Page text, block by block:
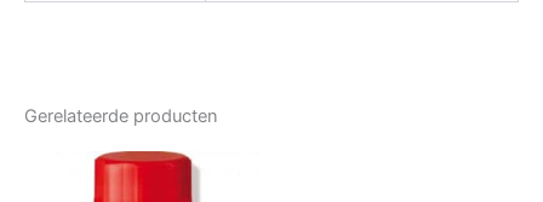
Gerelateerde producten